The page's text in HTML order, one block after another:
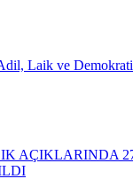
Laik ve
AÇIKLARINDA